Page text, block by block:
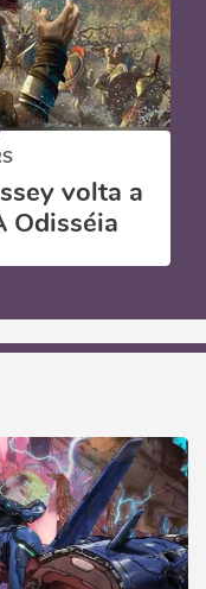
volta a
Odisséia